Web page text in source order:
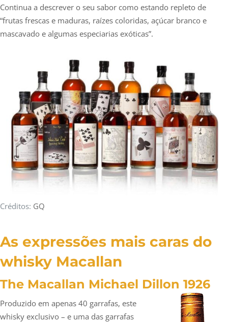
Continua a descrever o seu sabor como estando repleto de
“frutas frescas e maduras, raízes coloridas, açúcar branco e
mascavado e algumas especiarias exóticas”.
Créditos: GQ
As expressões mais caras do
whisky Macallan
The Macallan Michael Dillon 1926
Produzido em apenas 40 garrafas, este
whisky exclusivo – e uma das garrafas